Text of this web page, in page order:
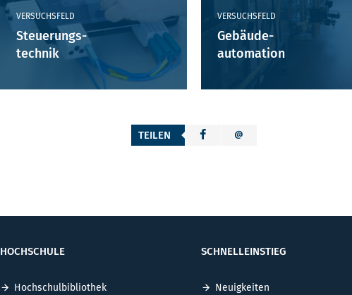
VERSUCHSFELD
Steuerungs-
technik
VERSUCHSFELD
Gebäude-
automation
TEILEN
HOCHSCHULE
Hochschulbibliothek
SCHNELLEINSTIEG
Neuigkeiten